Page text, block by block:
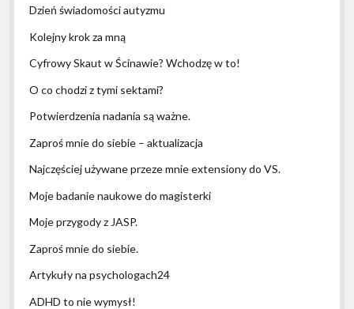
Dzień świadomości autyzmu
Kolejny krok za mną
Cyfrowy Skaut w Ścinawie? Wchodzę w to!
O co chodzi z tymi sektami?
Potwierdzenia nadania są ważne.
Zaproś mnie do siebie – aktualizacja
Najczęściej używane przeze mnie extensiony do VS.
Moje badanie naukowe do magisterki
Moje przygody z JASP.
Zaproś mnie do siebie.
Artykuły na psychologach24
ADHD to nie wymysł!